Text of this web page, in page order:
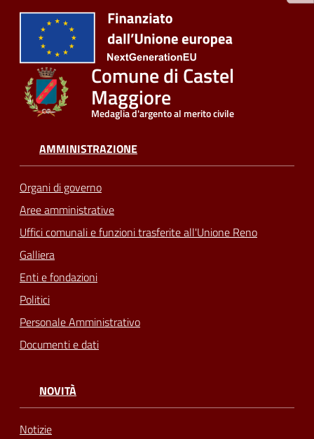
Comune di Castel
Maggiore
Medaglia d'argento al merito civile
AMMINISTRAZIONE
Organi di governo
Aree amministrative
Uffici comunali e funzioni trasferite all'Unione Reno
Galliera
Enti e fondazioni
Politici
Personale Amministrativo
Documenti e dati
NOVITÀ
Notizie